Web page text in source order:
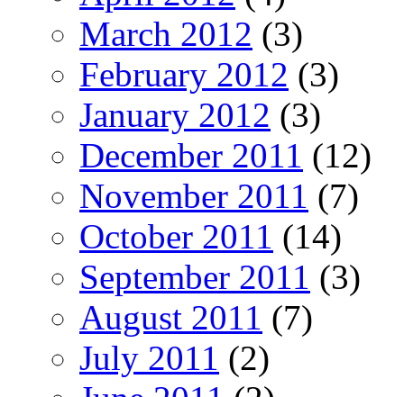
March 2012 (3)
February 2012 (3)
January 2012 (3)
December 2011 (12)
November 2011 (7)
October 2011 (14)
September 2011 (3)
August 2011 (7)
July 2011 (2)